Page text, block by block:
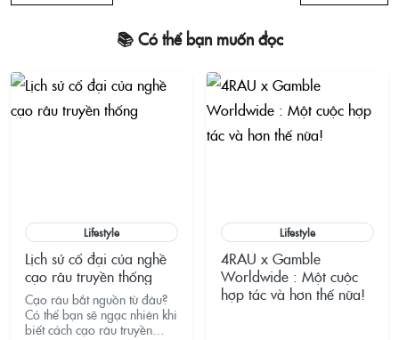
📚 Có thể bạn muốn đọc
Lifestyle
Lịch sử cổ đại của nghề
cạo râu truyền thống
Cạo râu bắt nguồn từ đâu?
Có thể bạn sẽ ngạc nhiên khi
biết cách cạo râu truyền
Lifestyle
4RAU x Gamble
Worldwide : Một cuộc
hợp tác và hơn thế nữa!